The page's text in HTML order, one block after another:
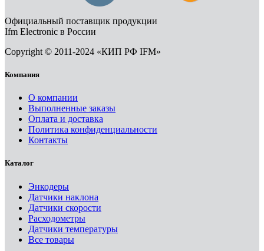
Официальный поставщик продукции
Ifm Electronic в России
Copyright © 2011-2024 «КИП РФ IFM»
Компания
О компании
Выполненные заказы
Оплата и доставка
Политика конфиденциальности
Контакты
Каталог
Энкодеры
Датчики наклона
Датчики скорости
Расходометры
Датчики температуры
Все товары